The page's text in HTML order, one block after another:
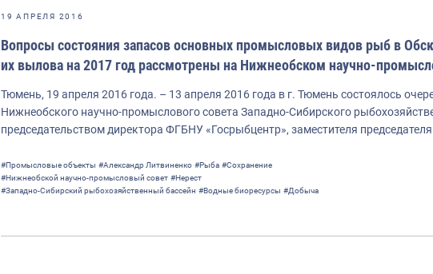
19 АПРЕЛЯ 2016
Вопросы состояния запасов основных промысловых видов рыб в
их вылова на 2017 год рассмотрены на Нижнеобском научно-
Тюмень, 19 апреля 2016 года. – 13 апреля 2016 года в г. Тюмень состоялось
Нижнеобского научно-промыслового совета Западно-Сибирского
председательством директора ФГБНУ «Госрыбцентр», заместителя
#Промысловые объекты #Александр Литвиненко #Рыба #Сохранение
#Нижнеобской научно-промысловый совет #Нерест
#Западно-Сибирский рыбохозяйственный бассейн #Водные биоресурсы #Добыча